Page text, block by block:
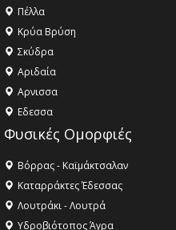
Πέλλα
Κρύα Βρύση
Σκύδρα
Αριδαία
Aρνισσα
Eδεσσα
Φυσικές Ομορφιές
Βόρρας - Καϊμάκτσαλαν
Καταρράκτες Έδεσσας
Λουτράκι - Λουτρά
Υδροβιότοπος Άγρα